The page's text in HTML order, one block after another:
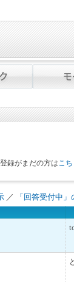
録がまだの方は こ
／ 「回答受付中